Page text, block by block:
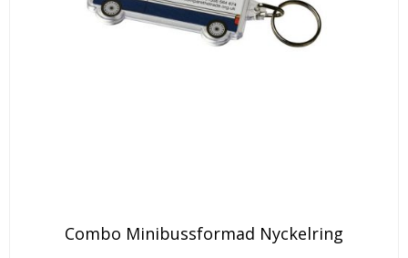
Combo Minibussformad Nyckelring